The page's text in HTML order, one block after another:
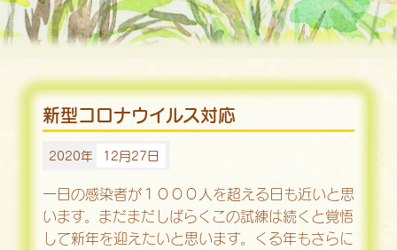
新型コロナウイルス対応
2020年 12月27日
一日の感染者が１０００人を超える日も近いと思
います。まだまだしばらくこの試練は続くと覚悟
して新年を迎えたいと思います。くる年もさらに